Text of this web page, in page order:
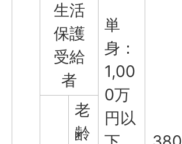
生活
保護
受給
者
単
身：
1,00
0万
円以
老
齢